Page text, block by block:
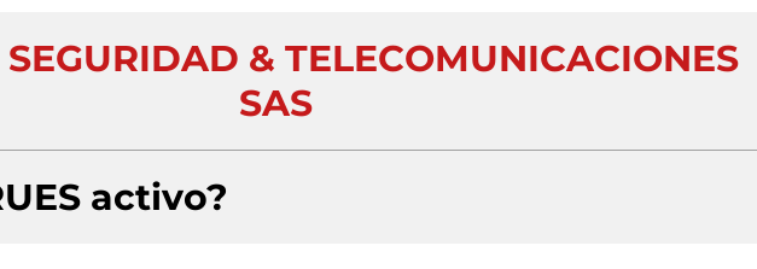
SEGURIDAD & TELECOMUNICACIONES
SAS
activo?